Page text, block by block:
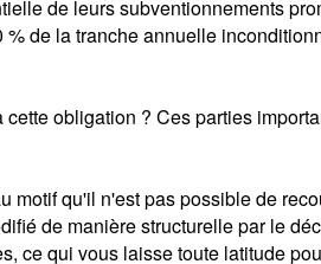
de leurs subventionnements
de la tranche annuelle
obligation ? Ces parties
qu'il n'est pas possible de
de manière structurelle par le
ce qui vous laisse toute latitude